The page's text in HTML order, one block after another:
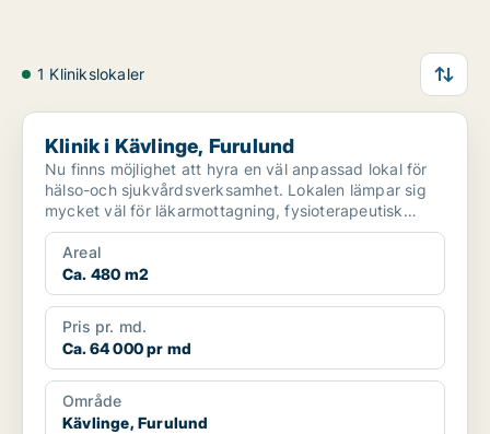
1 Klinikslokaler
Klinik i Kävlinge, Furulund
Klinik i Kävlinge, Furulund
Nu finns möjlighet att hyra en väl anpassad lokal för
hälso-och sjukvårdsverksamhet. Lokalen lämpar sig
mycket väl för läkarmottagning, fysioterapeutisk
verk...
Areal
Ca. 480 m2
Pris pr. md.
Ca. 64 000 pr md
Område
Kävlinge, Furulund